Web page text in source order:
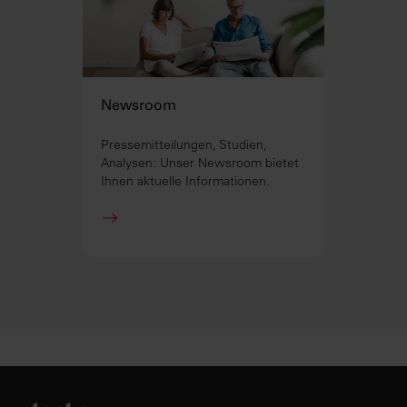
Newsroom
Pressemitteilungen, Studien,
Analysen: Unser Newsroom bietet
Ihnen aktuelle Informationen.